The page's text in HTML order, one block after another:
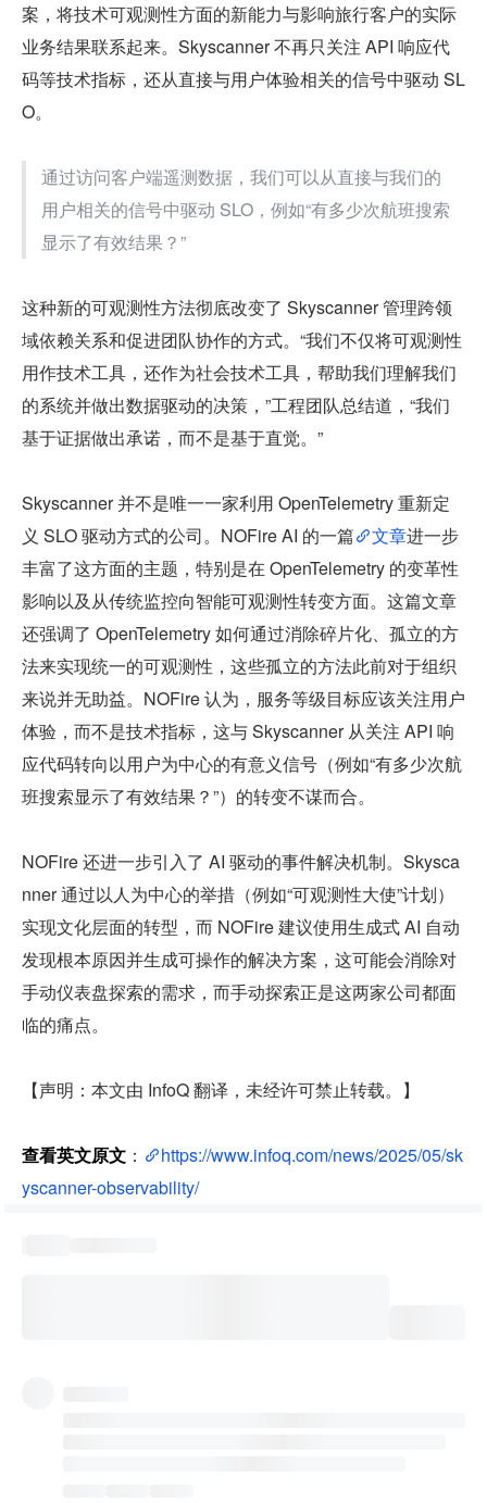
案，将技术可观测性方面的新能力与影响旅行客户的实际
业务结果联系起来。Skyscanner 不再只关注 API 响应代
码等技术指标，还从直接与用户体验相关的信号中驱动 SL
O。
通过访问客户端遥测数据，我们可以从直接与我们的
用户相关的信号中驱动 SLO，例如“有多少次航班搜索
显示了有效结果？”
这种新的可观测性方法彻底改变了 Skyscanner 管理跨领
域依赖关系和促进团队协作的方式。“我们不仅将可观测性
用作技术工具，还作为社会技术工具，帮助我们理解我们
的系统并做出数据驱动的决策，”工程团队总结道，“我们
基于证据做出承诺，而不是基于直觉。”
Skyscanner 并不是唯一一家利用 OpenTelemetry 重新定
义 SLO 驱动方式的公司。NOFire AI 的一篇
文章进一步
丰富了这方面的主题，特别是在 OpenTelemetry 的变革性
影响以及从传统监控向智能可观测性转变方面。这篇文章
还强调了 OpenTelemetry 如何通过消除碎片化、孤立的方
法来实现统一的可观测性，这些孤立的方法此前对于组织
来说并无助益。NOFire 认为，服务等级目标应该关注用户
体验，而不是技术指标，这与 Skyscanner 从关注 API 响
应代码转向以用户为中心的有意义信号（例如“有多少次航
班搜索显示了有效结果？”）的转变不谋而合。
NOFire 还进一步引入了 AI 驱动的事件解决机制。Skysca
nner 通过以人为中心的举措（例如“可观测性大使”计划）
实现文化层面的转型，而 NOFire 建议使用生成式 AI 自动
发现根本原因并生成可操作的解决方案，这可能会消除对
手动仪表盘探索的需求，而手动探索正是这两家公司都面
临的痛点。
【声明：本文由 InfoQ 翻译，未经许可禁止转载。】
查看英文原文 ：
https://www.infoq.com/news/2025/05/sk
yscanner-observability/